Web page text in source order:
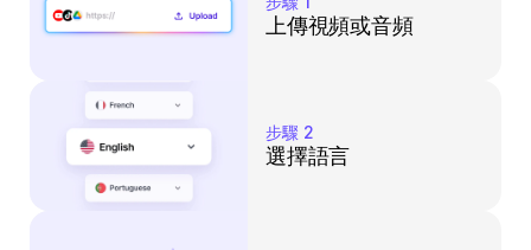
上傳視頻或音頻
步驟 2
選擇語言